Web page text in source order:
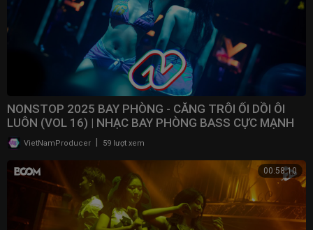
NONSTOP 2025 BAY PHÒNG - CĂNG TRÔI ỐI DỒI ÔI
LUÔN (VOL 16) | NHẠC BAY PHÒNG BASS CỰC MẠNH ​
VietNamProducer 59 lượt xem
00:58:10